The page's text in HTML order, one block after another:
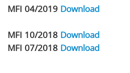
MFI 04/2019 Download
MFI 10/2018 Download
MFI 07/2018 Download